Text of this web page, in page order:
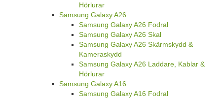
Hörlurar
Samsung Galaxy A26
Samsung Galaxy A26 Fodral
Samsung Galaxy A26 Skal
Samsung Galaxy A26 Skärmskydd &
Kameraskydd
Samsung Galaxy A26 Laddare, Kablar &
Hörlurar
Samsung Galaxy A16
Samsung Galaxy A16 Fodral